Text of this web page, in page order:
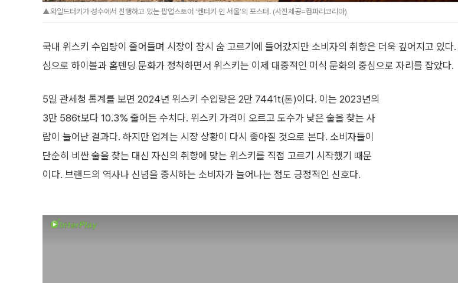
▲와일드터키가 성수에서 진행하고 있는 팝업스토어 ‘켄터키 인 서울’의 포스터. (사진제공=컴파리코리아)
국내 위스키 수입량이 줄어들며 시장이 잠시 숨 고르기에 들어갔지만 소비자의 취향은 더욱 깊어지고 있다.
심으로 하이볼과 홈텐딩 문화가 정착하면서 위스키는 이제 대중적인 미식 문화의 중심으로 자리를 잡았다.
5일 관세청 통계를 보면 2024년 위스키 수입량은 2만 7441t(톤)이다. 이는 2023년의
3만 586t보다 10.3% 줄어든 수치다. 위스키 가격이 오르고 도수가 낮은 술을 찾는 사
람이 늘어난 결과다. 하지만 업계는 시장 상황이 다시 좋아질 것으로 본다. 소비자들이
단순히 비싼 술을 찾는 대신 자신의 취향에 맞는 위스키를 직접 고르기 시작했기 때문
이다. 브랜드의 역사나 신념을 중시하는 소비자가 늘어나는 점도 긍정적인 신호다.